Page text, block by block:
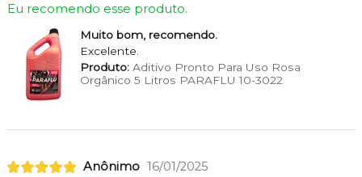
Eu recomendo esse produto.
Muito bom, recomendo.
Excelente.
Produto:Aditivo Pronto Para Uso Rosa
Orgânico 5 Litros PARAFLU 10-3022
Anônimo 16/01/2025